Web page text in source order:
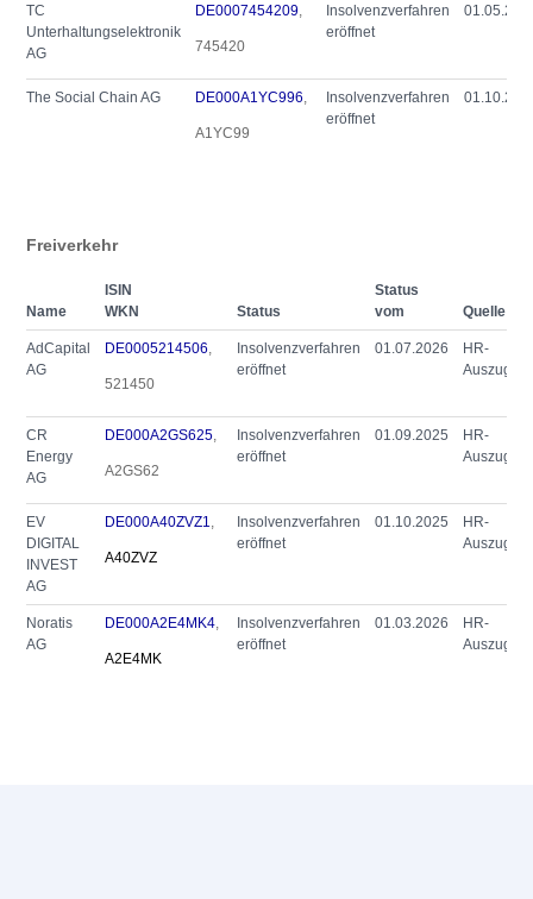
TC
Unterhaltungselektronik
AG
DE0007454209
745420
Insolvenzverfahren
eröffnet
The Social Chain AG DE000A1YC996
A1YC99
Insolvenzverfahren
eröffnet
Freiverkehr
Name
ISIN
WKN
Status
Status
vom
Quelle
AdCapital
AG
DE0005214506
521450
Insolvenzverfahren
eröffnet
01.07.2026
HR-
Auszug
CR
Energy
AG
DE000A2GS625
A2GS62
Insolvenzverfahren
eröffnet
01.09.2025
HR-
Auszug
EV
DIGITAL
INVEST
AG
DE000A40ZVZ1
A40ZVZ
Insolvenzverfahren
eröffnet
01.10.2025
HR-
Auszug
Noratis
AG
DE000A2E4MK4
A2E4MK
Insolvenzverfahren
eröffnet
01.03.2026
HR-
Auszug